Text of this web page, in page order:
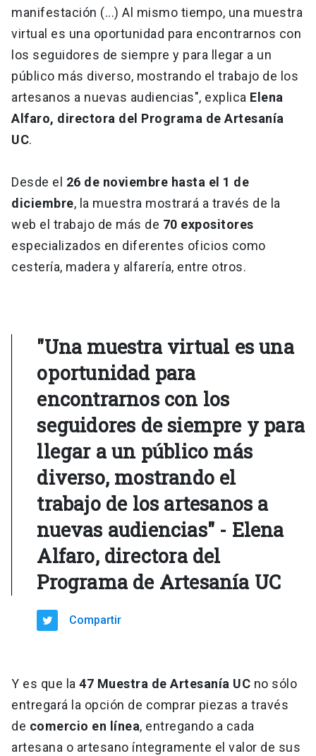
manifestación (...) Al mismo tiempo, una muestra
virtual es una oportunidad para encontrarnos con
los seguidores de siempre y para llegar a un
público más diverso, mostrando el trabajo de los
artesanos a nuevas audiencias", explica Elena
Alfaro, directora del Programa de Artesanía
UC.
Desde el 26 de noviembre hasta el 1 de
diciembre, la muestra mostrará a través de la
web el trabajo de más de 70 expositores
especializados en diferentes oficios como
cestería, madera y alfarería, entre otros.
"Una muestra virtual es una
oportunidad para
encontrarnos con los
seguidores de siempre y para
llegar a un público más
diverso, mostrando el
trabajo de los artesanos a
nuevas audiencias" - Elena
Alfaro, directora del
Programa de Artesanía UC
Compartir
Y es que la 47 Muestra de Artesanía UC no sólo
entregará la opción de comprar piezas a través
de comercio en línea, entregando a cada
artesana o artesano íntegramente el valor de sus